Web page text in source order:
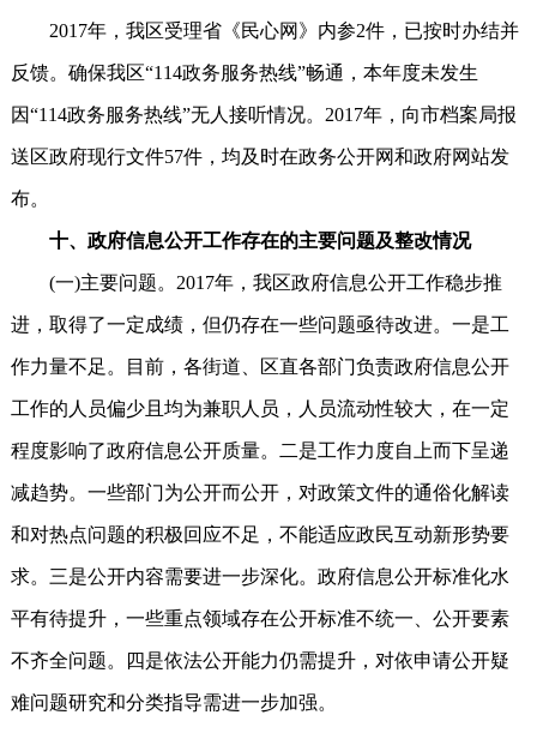
2017年，我区受理省《民心网》内参2件，已按时办结并
反馈。确保我区“114政务服务热线”畅通，本年度未发生
因“114政务服务热线”无人接听情况。2017年，向市档案局报
送区政府现行文件57件，均及时在政务公开网和政府网站发
布。
十、政府信息公开工作存在的主要问题及整改情况
(一)主要问题。2017年，我区政府信息公开工作稳步推
进，取得了一定成绩，但仍存在一些问题亟待改进。一是工
作力量不足。目前，各街道、区直各部门负责政府信息公开
工作的人员偏少且均为兼职人员，人员流动性较大，在一定
程度影响了政府信息公开质量。二是工作力度自上而下呈递
减趋势。一些部门为公开而公开，对政策文件的通俗化解读
和对热点问题的积极回应不足，不能适应政民互动新形势要
求。三是公开内容需要进一步深化。政府信息公开标准化水
平有待提升，一些重点领域存在公开标准不统一、公开要素
不齐全问题。四是依法公开能力仍需提升，对依申请公开疑
难问题研究和分类指导需进一步加强。